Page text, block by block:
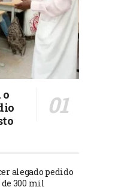
o
alegado pedido
de 300 mil